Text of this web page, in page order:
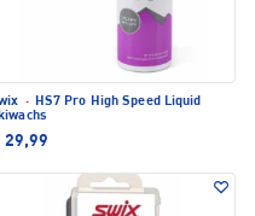
· HS7 Pro High Speed Liquid
29,99